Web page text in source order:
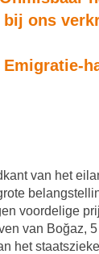
bij ons
Emigratie-
van het
voordelige
van Boğaz,
het